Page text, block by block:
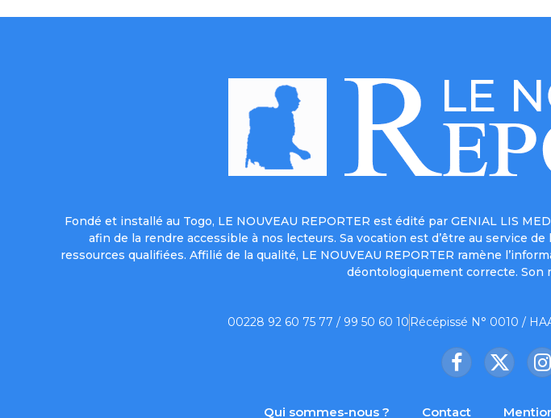
Fondé et installé au Togo, LE NOUVEAU REPORTER est édité par GENIAL LIS
afin de la rendre accessible à nos lecteurs. Sa vocation est d’être au service
ressources qualifiées. Affilié de la qualité, LE NOUVEAU REPORTER ramène
déontologiquement correcte. Son
00228 92 60 75 77 / 99 50 60 10 Récépissé N° 0010 /
Facebook
X
Qui sommes-nous ? Contact